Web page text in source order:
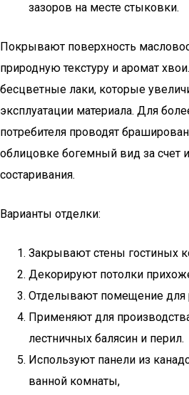
зазоров на месте стыковки.
Покрывают поверхность
природную текстуру и аромат
бесцветные лаки, которые
эксплуатации материала. Для
потребителя проводят
облицовке богемный вид за счет
состаривания.
Варианты отделки:
Закрывают стены гостиных
Декорируют потолки
Отделывают помещение для
Применяют для
лестничных балясин и перил.
Используют панели из
ванной комнаты,